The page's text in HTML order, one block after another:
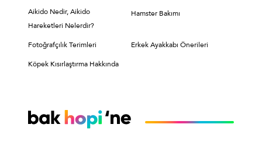
Aikido Nedir, Aikido
Hareketleri Nelerdir?
Hamster Bakımı
Fotoğrafçılık Terimleri Erkek Ayakkabı Önerileri
Köpek Kısırlaştırma Hakkında